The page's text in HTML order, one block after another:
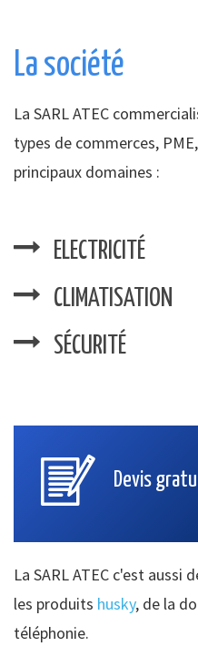
La société
La SARL ATEC
types de commerces,
principaux domaines :
ELECTRICITÉ
CLIMATISATION
SÉCURITÉ
Devis
La SARL ATEC c'est aussi
les produits husky, de la
téléphonie.